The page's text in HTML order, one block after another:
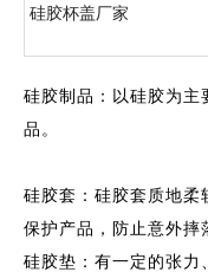
硅胶杯盖厂家
硅胶制品：以硅胶为主
品。
硅胶套：硅胶套质地柔
保护产品，防止意外摔
硅胶垫：有一定的张力